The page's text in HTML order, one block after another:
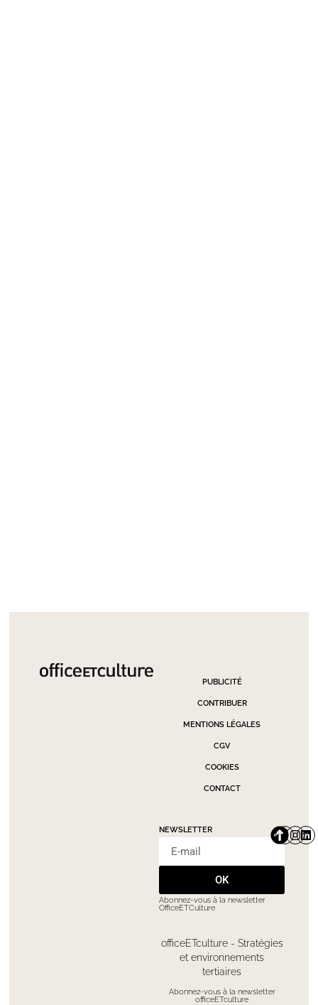
PUBLICITÉ
CONTRIBUER
MENTIONS LÉGALES
CGV
COOKIES
CONTACT
NEWSLETTER
OK
Abonnez-vous à la newsletter
OfficeETCulture
officeETculture - Stratégies
et environnements
tertiaires
Abonnez-vous à la newsletter
officeETculture